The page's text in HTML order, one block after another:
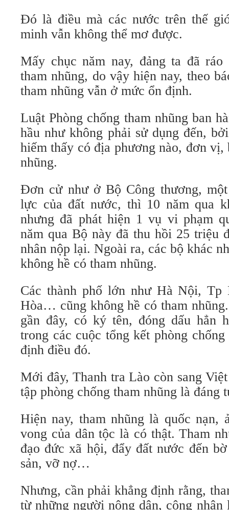
Đó là điều mà các nước trên thế
minh vẫn không thể mơ được.
Mấy chục năm nay, đảng ta đã
tham nhũng, do vậy hiện nay, theo
tham nhũng vẫn ở mức ổn định.
Luật Phòng chống tham nhũng ban
hầu như không phải sử dụng đến,
hiếm thấy có địa phương nào, đơn vị,
nhũng.
Đơn cử như ở Bộ Công thương,
lực của đất nước, thì 10 năm qua
nhưng đã phát hiện 1 vụ vi phạm
năm qua Bộ này đã thu hồi 25 triệu
nhân nộp lại. Ngoài ra, các bộ khác
không hề có tham nhũng.
Các thành phố lớn như Hà Nội,
Hòa… cũng không hề có tham
gần đây, có ký tên, đóng dấu hẳn
trong các cuộc tổng kết phòng
định điều đó.
Mới đây, Thanh tra Lào còn sang
tập phòng chống tham nhũng là đáng
Hiện nay, tham nhũng là quốc nạn,
vong của dân tộc là có thật. Tham
đạo đức xã hội, đẩy đất nước đến
sản, vỡ nợ…
Nhưng, cần phải khẳng định rằng,
từ những người nông dân, công